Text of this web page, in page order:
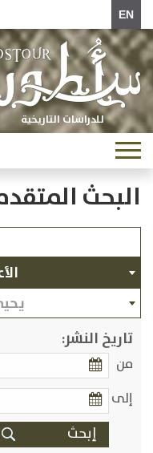
EN
للدراسات التاريخية
Toggle
navigation
البحث
تاريخ النشر:
من
إلى